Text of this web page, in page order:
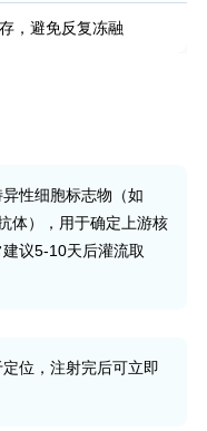
，避免反复冻融
性细胞标志物（如
体），用于确定上游核
议5-10天后灌流取
位，注射完后可立即